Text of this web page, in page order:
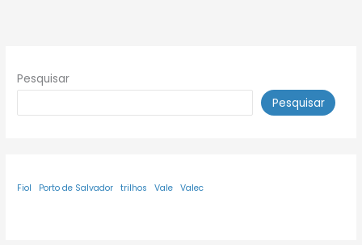
Pesquisar
Pesquisar
Fiol Porto de Salvador trilhos Vale Valec